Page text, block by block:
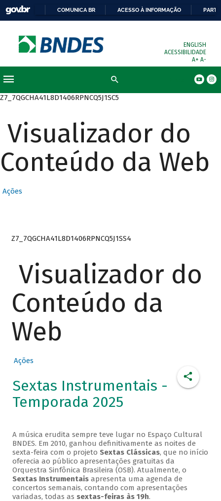
COMUNICA BR ACESSO À INFORMAÇÃO
ENGLISH
ACESSIBILIDADE
A+ A-
Z7_7QGCHA41L8D1406RPNCQ5J1SC5
Visualizador do
Conteúdo da Web
Ações
Z7_7QGCHA41L8D1406RPNCQ5J1SS4
Visualizador do
Conteúdo da
Web
Ações
Sextas Instrumentais -
Temporada 2025
A música erudita sempre teve lugar no Espaço Cultural
BNDES. Em 2010, ganhou definitivamente as noites de
sexta-feira com o projeto Sextas Clássicas, que no início
oferecia ao público apresentações gratuitas da
Orquestra Sinfônica Brasileira (OSB). Atualmente, o
Sextas Instrumentaisapresenta uma agenda de
concertos semanais, contando com apresentações
variadas, todas as sextas-feiras às 19h.